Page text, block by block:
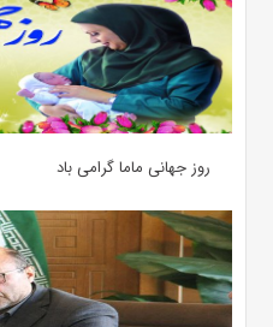
روز جهانی ماما گرامی باد